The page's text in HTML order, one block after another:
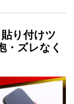
り付けツ
ズレなく